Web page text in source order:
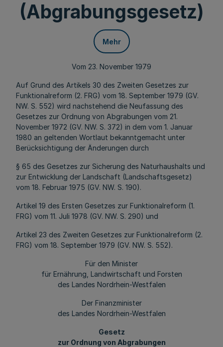
(Abgrabungsgesetz)
Mehr
Vom 23. November 1979
Auf Grund des Artikels 30 des Zweiten Gesetzes zur
Funktionalreform (2. FRG) vom 18. September 1979 (GV.
NW. S. 552) wird nachstehend die Neufassung des
Gesetzes zur Ordnung von Abgrabungen vom 21.
November 1972 (GV. NW. S. 372) in dem vom 1. Januar
1980 an geltenden Wortlaut bekanntgemacht unter
Berücksichtigung der Änderungen durch
§ 65 des Gesetzes zur Sicherung des Naturhaushalts und
zur Entwicklung der Landschaft (Landschaftsgesetz)
vom 18. Februar 1975 (GV. NW. S. 190).
Artikel 19 des Ersten Gesetzes zur Funktionalreform (1.
FRG) vom 11. Juli 1978 (GV. NW. S. 290) und
Artikel 23 des Zweiten Gesetzes zur Funktionalreform (2.
FRG) vom 18. September 1979 (GV. NW. S. 552).
Für den Minister
für Ernährung, Landwirtschaft und Forsten
des Landes Nordrhein-Westfalen
Der Finanzminister
des Landes Nordrhein-Westfalen
Gesetz
zur Ordnung von Abgrabungen